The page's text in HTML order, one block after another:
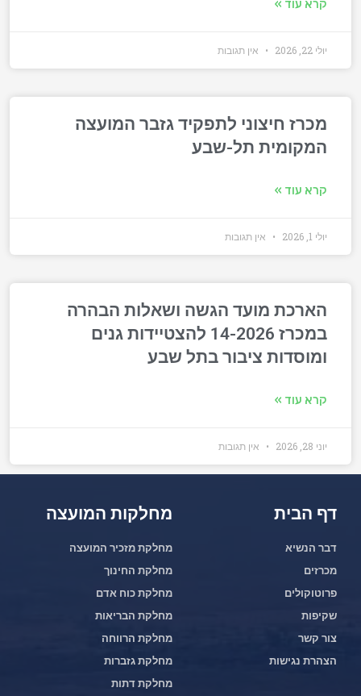
קרא עוד »
יולי 22, 2026 אין תגובות
מכרז חיצוני לתפקיד גזבר המועצה
המקומית תל-שבע
קרא עוד »
יולי 1, 2026 אין תגובות
הארכת מועד הגשה ושאלות הבהרה
במכרז 14-2026 להצטיידות גנים
ומוסדות ציבור בתל שבע
קרא עוד »
יוני 28, 2026 אין תגובות
דף הבית
דבר הנשיא
מכרזים
פרוטוקולים
שקיפות
צור קשר
הצהרת נגישות
מחלקות המועצה
מחלקת מזכיר המועצה
מחלקת החינוך
מחלקת כוח אדם
מחלקת הבריאות
מחלקת הרווחה
מחלקת גזברות
מחלקת דתות